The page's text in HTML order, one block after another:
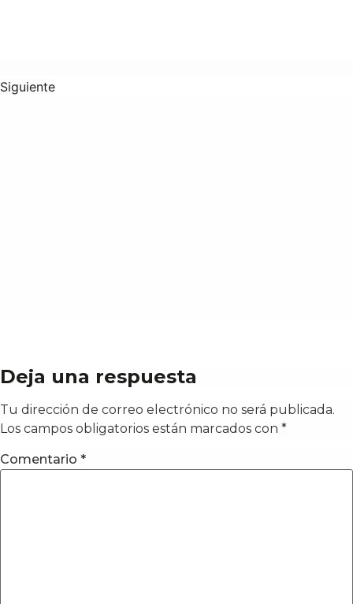
Siguiente
Deja una respuesta
Tu dirección de correo electrónico no será publicada.
Los campos obligatorios están marcados con *
Comentario *